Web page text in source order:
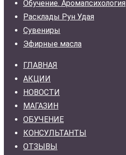
Обучение. Аромапсихология
Расклады Рун Удая
Сувениры
Эфирные масла
ГЛАВНАЯ
АКЦИИ
НОВОСТИ
МАГАЗИН
ОБУЧЕНИЕ
КОНСУЛЬТАНТЫ
ОТЗЫВЫ